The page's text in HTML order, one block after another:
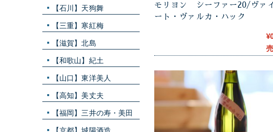
モリヨン シーファー20/ヴァ
ート・ヴァルカ・ハック
【石川】天狗舞
【三重】寒紅梅
【滋賀】北島
【和歌山】紀土
【山口】東洋美人
【高知】美丈夫
【福岡】三井の寿・美田
【京都】城陽酒造